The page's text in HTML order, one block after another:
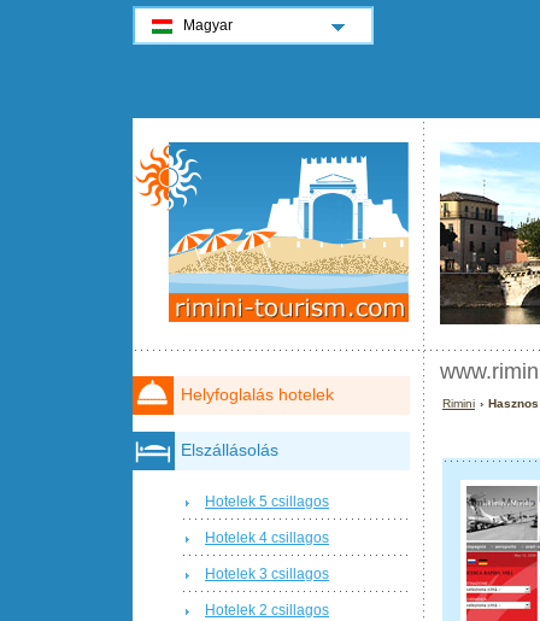
Rimini ›
Helyfoglalás hotelek
Elszállásolás
Hotelek 5 csillagos
Hotelek 4 csillagos
Hotelek 3 csillagos
Hotelek 2 csillagos
Magyar